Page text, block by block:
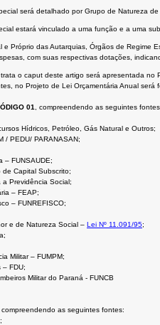
será detalhado por Grupo de Natureza de
estará vinculado a uma função e a uma
e Próprio das Autarquias, Órgãos de
com suas respectivas dotações,
o caput deste artigo será apresentada
no Projeto de Lei Orçamentária Anual será
01
, compreendendo as seguintes
Hídricos, Petróleo, Gás Natural e Outros;
/ PEDU/ PARANASAN;
– FUNSAUDE;
Capital Subscrito;
Previdência Social;
– FEAP;
– FUNREFISCO;
e de Natureza Social – Lei Nº 11.091/95;
Militar – FUMPM;
– FDU;
Militar do Paraná - FUNCB
, compreendendo as seguintes fontes: